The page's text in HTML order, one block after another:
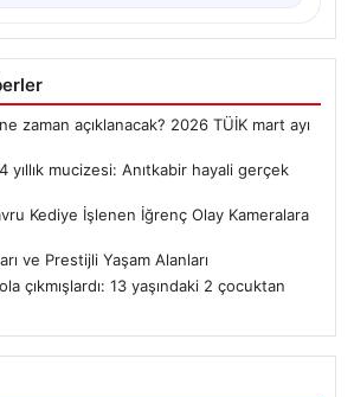
zaman açıklanacak? 2026 TÜİK mart ayı
yıllık mucizesi: Anıtkabir hayali gerçek
Kediye İşlenen İğrenç Olay Kameralara
ve Prestijli Yaşam Alanları
çıkmışlardı: 13 yaşındaki 2 çocuktan